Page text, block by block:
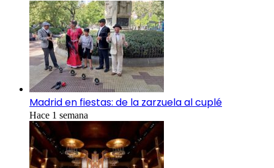
Madrid en fiestas: de la zarzuela al cuplé
Hace 1 semana